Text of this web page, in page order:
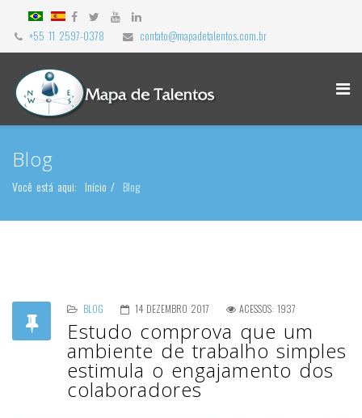
+55 11 2597-0378 contato@mapadetalentos.com.br
Blog
Você está aqui: Início Blog
BLOG 14 DEZEMBRO 2017 ACESSOS: 1937
Estudo comprova que um
ambiente de trabalho simples
estimula o engajamento dos
colaboradores